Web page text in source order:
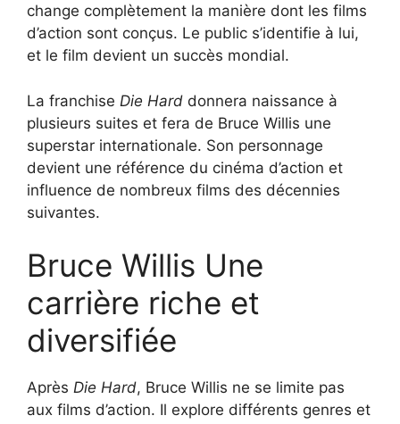
change complètement la manière dont les films
d’action sont conçus. Le public s’identifie à lui,
et le film devient un succès mondial.
La franchise Die Hard donnera naissance à
plusieurs suites et fera de Bruce Willis une
superstar internationale. Son personnage
devient une référence du cinéma d’action et
influence de nombreux films des décennies
suivantes.
Bruce Willis Une
carrière riche et
diversifiée
Après Die Hard, Bruce Willis ne se limite pas
aux films d’action. Il explore différents genres et